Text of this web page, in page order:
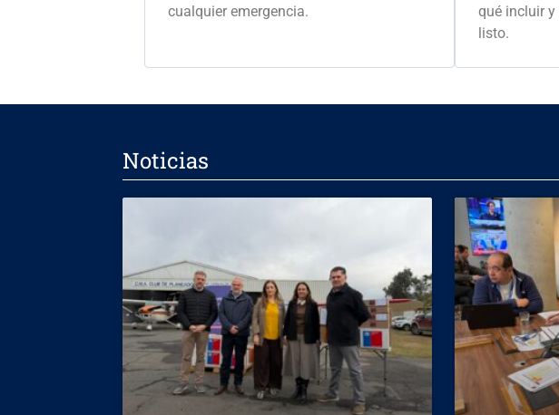
cualquier emergencia.
qué incluir
listo.
Noticias